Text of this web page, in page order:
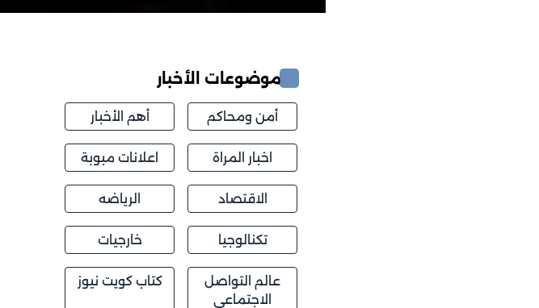
موضوعات الأخبار
أمن ومحاكم أهم الأخبار
اخبار المراة اعلانات مبوبة
الاقتصاد الرياضه
تكنالوجيا خارجيات
عالم التواصل
الاجتماعي
كتاب كويت نيوز